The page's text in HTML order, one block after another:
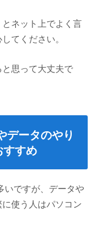
とネット上でよく言
てください。
思って大丈夫で
ータのやり
すすめ
いですが、データや
使う人はパソコン